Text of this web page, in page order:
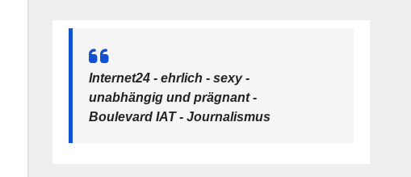
Internet24 - ehrlich - sexy -
unabhängig und prägnant -
Boulevard IAT - Journalismus